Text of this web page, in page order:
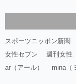
スポーツニッポン新聞
女性セブン
週刊女性
ar（アール）
mina（